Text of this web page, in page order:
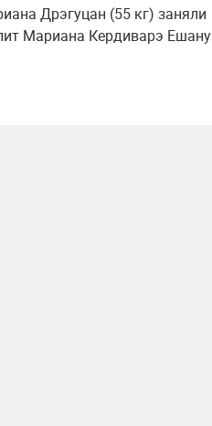
Дрэгуцан (55 кг) заняли
Мариана Кердиварэ Ешану